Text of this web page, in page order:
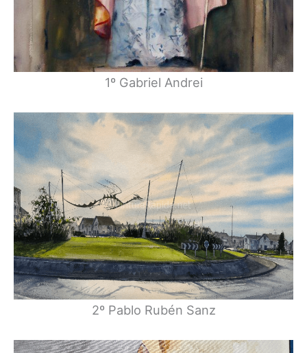
1º Gabriel Andrei
2º Pablo Rubén Sanz